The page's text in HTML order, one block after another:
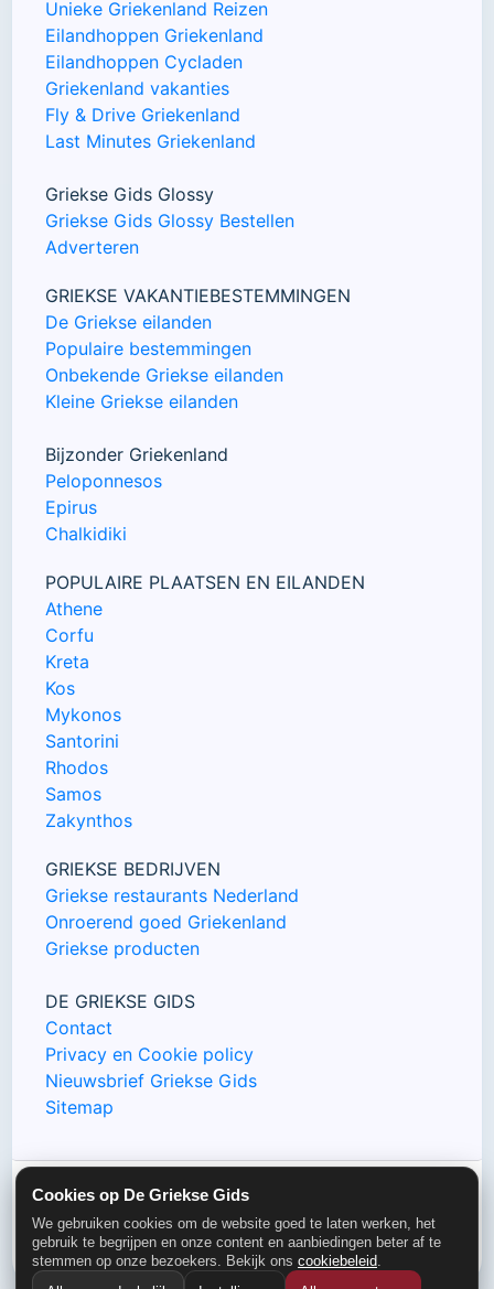
Cookies op De Griekse Gids
We gebruiken cookies om de website goed te laten werken, het
gebruik te begrijpen en onze content en aanbiedingen beter af te
stemmen op onze bezoekers. Bekijk ons cookiebeleid.
Unieke Griekenland Reizen
Eilandhoppen Griekenland
Eilandhoppen Cycladen
Griekenland vakanties
Fly & Drive Griekenland
Last Minutes Griekenland
Griekse Gids Glossy
Griekse Gids Glossy Bestellen
Adverteren
GRIEKSE VAKANTIEBESTEMMINGEN
De Griekse eilanden
Populaire bestemmingen
Onbekende Griekse eilanden
Kleine Griekse eilanden
Bijzonder Griekenland
Peloponnesos
Epirus
Chalkidiki
POPULAIRE PLAATSEN EN EILANDEN
Athene
Corfu
Kreta
Kos
Mykonos
Santorini
Rhodos
Samos
Zakynthos
GRIEKSE BEDRIJVEN
Griekse restaurants Nederland
Onroerend goed Griekenland
Griekse producten
DE GRIEKSE GIDS
Contact
Privacy en Cookie policy
Nieuwsbrief Griekse Gids
Sitemap
© De Griekse Gids 2000-2026